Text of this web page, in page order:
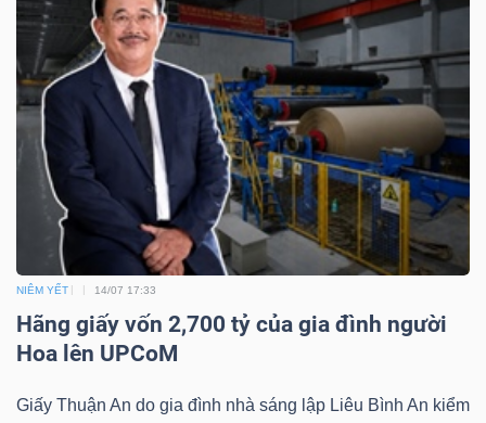
NIÊM YẾT 14/07 17:33
Hãng giấy vốn 2,700 tỷ của gia đình người
Hoa lên UPCoM
Giấy Thuận An do gia đình nhà sáng lập Liêu Bình An kiểm